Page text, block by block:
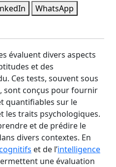
WhatsApp
évaluent divers aspects
et des
Ces tests, souvent sous
sont conçus pour fournir
quantifiables sur le
les traits psychologiques.
et de prédire le
divers contextes. En
et de l’intelligence
une évaluation